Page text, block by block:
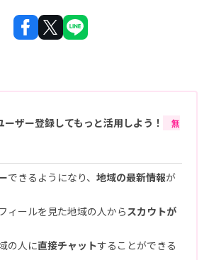
ーザー登録してもっと活用しよう！
無
できるようになり、 地域の最新情報が
ィールを見た地域の人から スカウトが
の人に直接チャットすることができる